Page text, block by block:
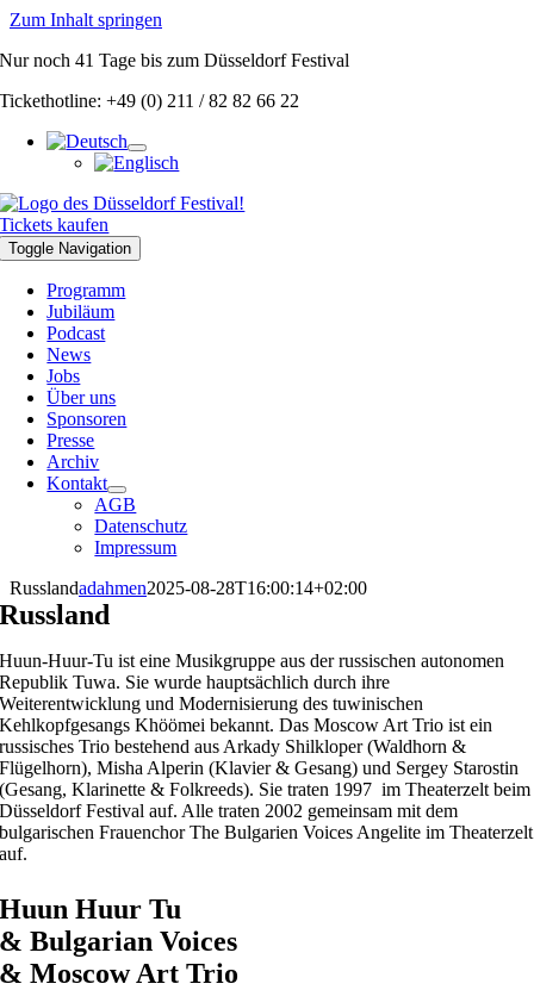
Zum Inhalt springen
Nur noch41 Tagebis zum Düsseldorf Festival
Tickethotline: +49 (0) 211 / 82 82 66 22
Tickets kaufen
Toggle Navigation
Programm
Jubiläum
Podcast
News
Jobs
Über uns
Sponsoren
Presse
Archiv
Kontakt
AGB
Datenschutz
Impressum
Russlandadahmen2025-08-28T16:00:14+02:00
Russland
Huun-Huur-Tu ist eine Musikgruppe aus der russischen autonomen
Republik Tuwa. Sie wurde hauptsächlich durch ihre
Weiterentwicklung und Modernisierung des tuwinischen
Kehlkopfgesangs Khöömei bekannt. Das Moscow Art Trio ist ein
russisches Trio bestehend aus Arkady Shilkloper (Waldhorn &
Flügelhorn), Misha Alperin (Klavier & Gesang) und Sergey Starostin
(Gesang, Klarinette & Folkreeds). Sie traten 1997 im Theaterzelt beim
Düsseldorf Festival auf. Alle traten 2002 gemeinsam mit dem
bulgarischen Frauenchor The Bulgarien Voices Angelite im Theaterzelt
auf.
Huun Huur Tu
& Bulgarian Voices
& Moscow Art Trio